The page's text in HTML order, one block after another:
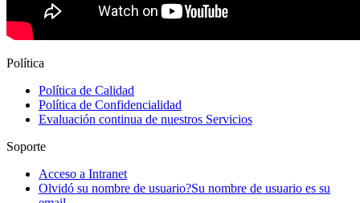
Política
Política de Calidad
Política de Confidencialidad
Evaluación continua de nuestros Servicios
Soporte
Acceso a Intranet
Olvidó su nombre de usuario?Su nombre de usuario es su